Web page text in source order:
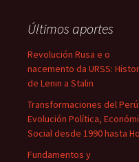
Últimos aportes
Revolución Rusa e o
nacemento da URSS:
de Lenin a Stalin
Transformaciones del Perú:
Evolución Política,
Social desde 1990 hasta
Fundamentos y